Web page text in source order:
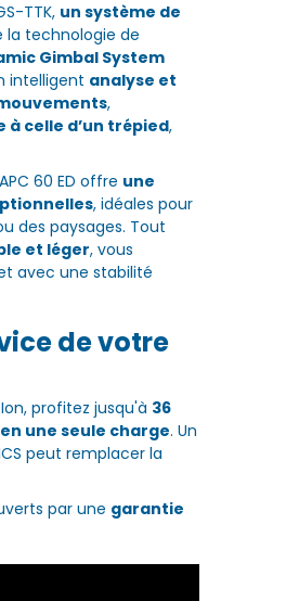
TTK, un système de
la technologie de
Gimbal System
intelligent analyse et
,
celle d’un trépied,
60 ED offre une
, idéales pour
des paysages. Tout
et léger, vous
avec une stabilité
de votre
profitez jusqu'à 36
une seule charge. Un
peut remplacer la
par une garantie